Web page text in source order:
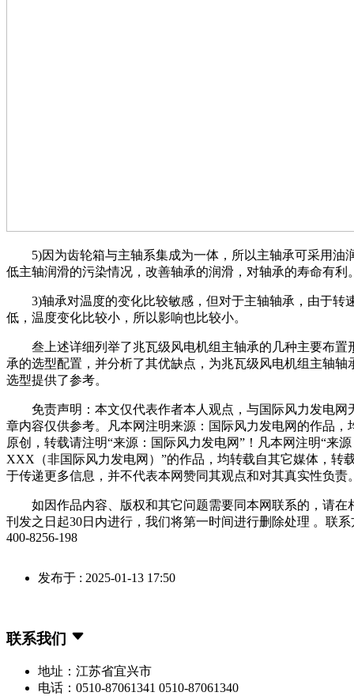
5)因为齿轮箱与主轴系集成为一体，所以主轴承可采用油
低主轴润滑的污染情况，改善轴承的润滑，对轴承的寿命有利
3)轴承对温度的变化比较敏感，但对于主轴轴承，由于转
低，温度变化比较小，所以影响也比较小。
叁上述详细列举了兆瓦级风电机组主轴承的几种主要布置
承的选型配置，并分析了其优缺点，为兆瓦级风电机组主轴轴
选型提供了参考。
免责声明：本文仅代表作者本人观点，与国际风力发电网
章内容仅供参考。凡本网注明来源：国际风力发电网的作品，
原创，转载请注明“来源：国际风力发电网”！凡本网注明“来
XXX（非国际风力发电网）”的作品，均转载自其它媒体，转
于传递更多信息，并不代表本网赞同其观点和对其真实性负责
如因作品内容、版权和其它问题需要同本网联系的，请在
刊发之日起30日内进行，我们将第一时间进行删除处理 。联系
400-8256-198
发布于 : 2025-01-13 17:50
联系我们
地址：江苏省宜兴市
电话：0510-87061341 0510-87061340